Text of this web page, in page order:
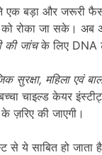
एक बड़ा और जरूरी
रोका जा सके। अब
की जांचके लिए DNA
सुरक्षा, महिला एवं
चाइल्ड केयर
के ज़रिए की जाएगी।
ये साबित हो जाता